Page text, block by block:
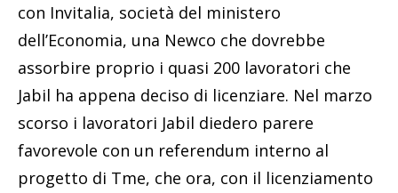
con Invitalia, società del ministero
dell’Economia, una Newco che dovrebbe
assorbire proprio i quasi 200 lavoratori che
Jabil ha appena deciso di licenziare. Nel marzo
scorso i lavoratori Jabil diedero parere
favorevole con un referendum interno al
progetto di Tme, che ora, con il licenziamento